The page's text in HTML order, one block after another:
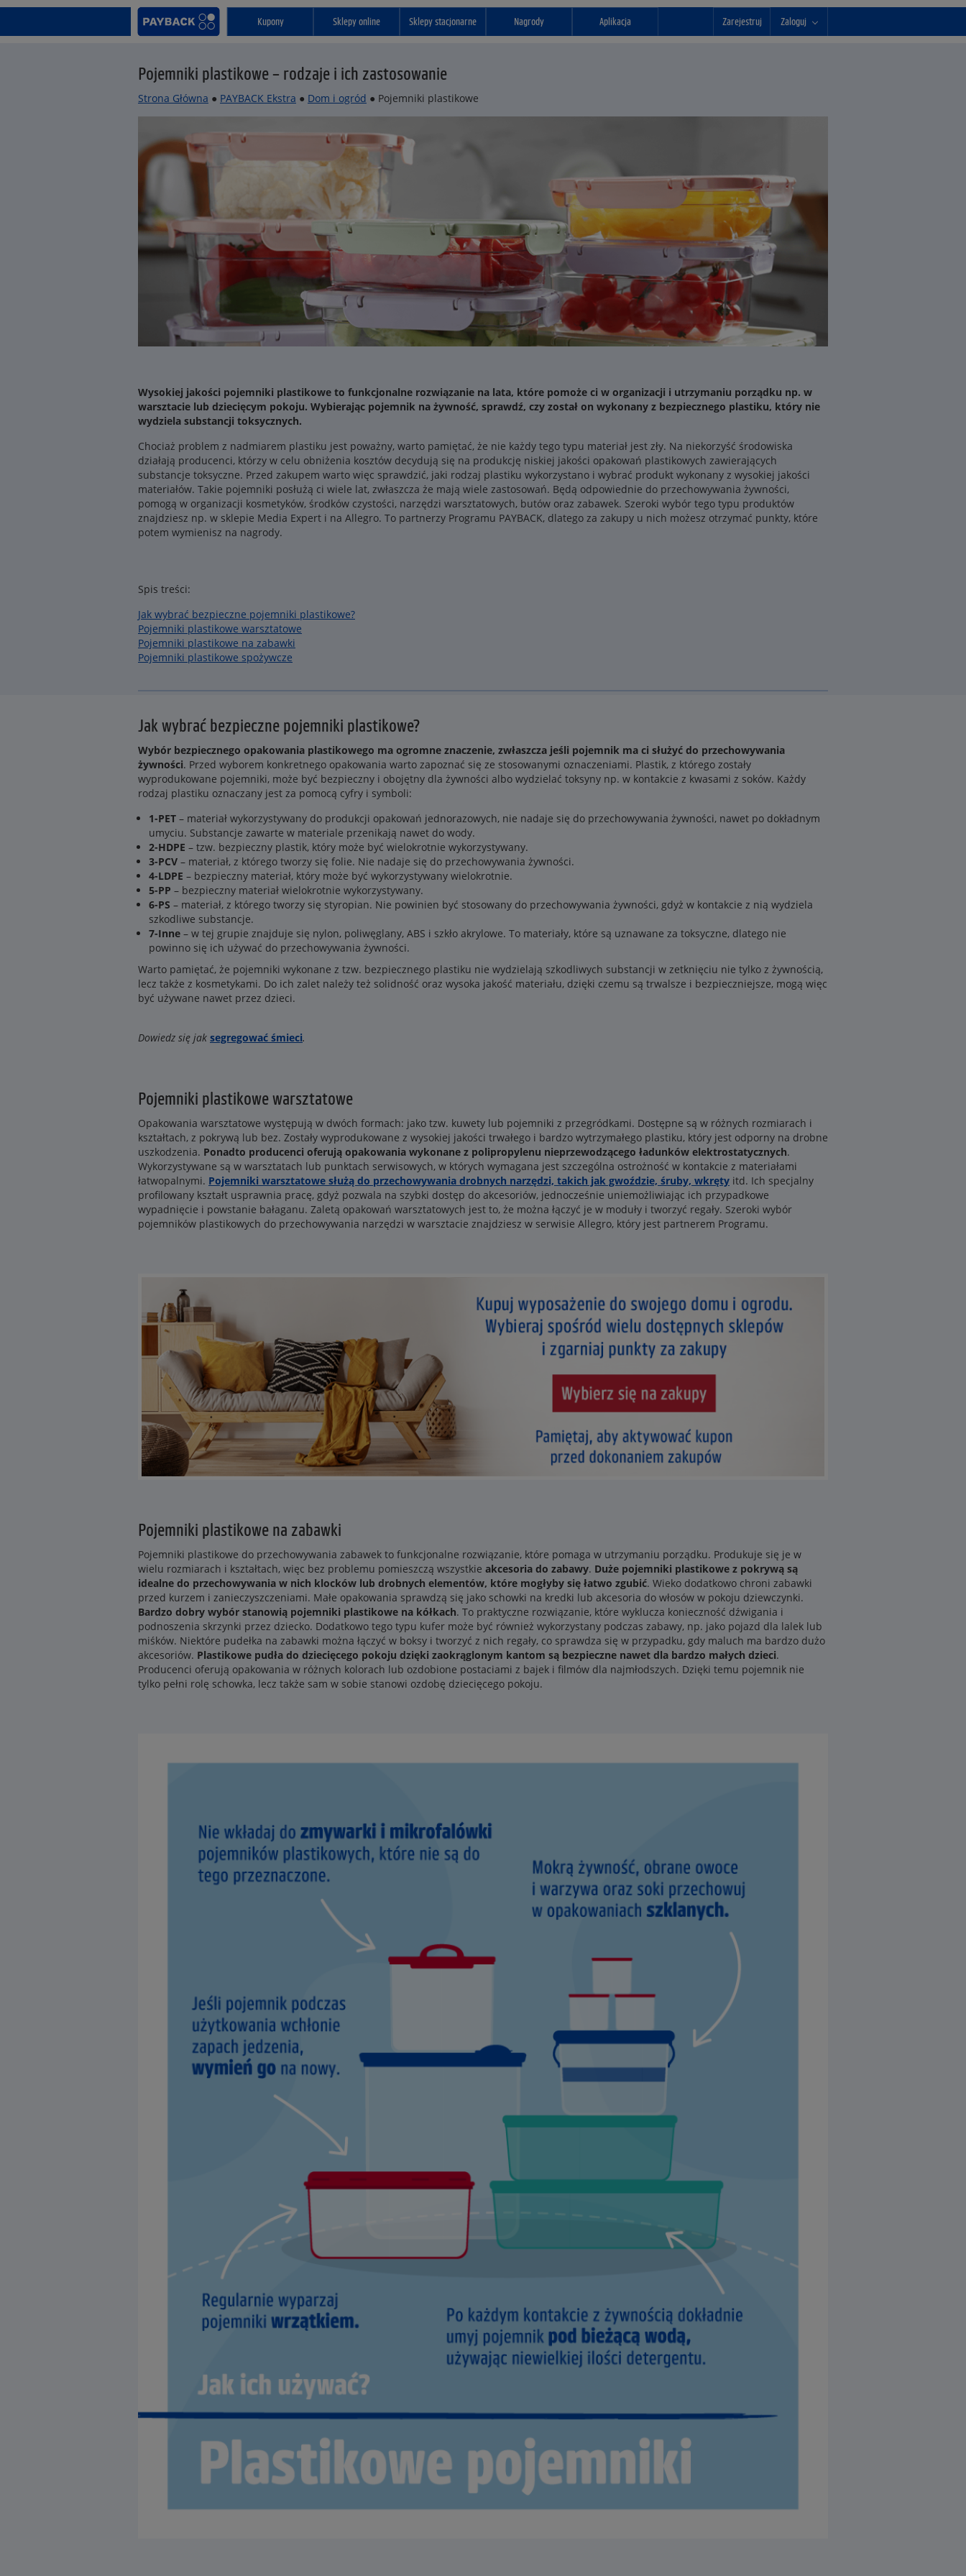
Kupony Sklepy online Sklepy stacjonarne Nagrody Aplikacja Zarejestruj Zaloguj
Pojemniki plastikowe – rodzaje i ich zastosowanie
Strona Główna ● PAYBACK Ekstra ● Dom i ogród ● Pojemniki plastikowe
Wysokiej jakości pojemniki plastikowe to funkcjonalne rozwiązanie na lata, które pomoże ci w organizacji i utrzymaniu porządku np. w
warsztacie lub dziecięcym pokoju. Wybierając pojemnik na żywność, sprawdź, czy został on wykonany z bezpiecznego plastiku, który nie
wydziela substancji toksycznych.
Chociaż problem z nadmiarem plastiku jest poważny, warto pamiętać, że nie każdy tego typu materiał jest zły. Na niekorzyść środowiska
działają producenci, którzy w celu obniżenia kosztów decydują się na produkcję niskiej jakości opakowań plastikowych zawierających
substancje toksyczne. Przed zakupem warto więc sprawdzić, jaki rodzaj plastiku wykorzystano i wybrać produkt wykonany z wysokiej jakości
materiałów. Takie pojemniki posłużą ci wiele lat, zwłaszcza że mają wiele zastosowań. Będą odpowiednie do przechowywania żywności,
pomogą w organizacji kosmetyków, środków czystości, narzędzi warsztatowych, butów oraz zabawek. Szeroki wybór tego typu produktów
znajdziesz np. w sklepie Media Expert i na Allegro. To partnerzy Programu PAYBACK, dlatego za zakupy u nich możesz otrzymać punkty, które
potem wymienisz na nagrody.
Spis treści:
Jak wybrać bezpieczne pojemniki plastikowe?
Pojemniki plastikowe warsztatowe
Pojemniki plastikowe na zabawki
Pojemniki plastikowe spożywcze
Jak wybrać bezpieczne pojemniki plastikowe?
Wybór bezpiecznego opakowania plastikowego ma ogromne znaczenie, zwłaszcza jeśli pojemnik ma ci służyć do przechowywania
żywności. Przed wyborem konkretnego opakowania warto zapoznać się ze stosowanymi oznaczeniami. Plastik, z którego zostały
wyprodukowane pojemniki, może być bezpieczny i obojętny dla żywności albo wydzielać toksyny np. w kontakcie z kwasami z soków. Każdy
rodzaj plastiku oznaczany jest za pomocą cyfry i symboli:
1-PET – materiał wykorzystywany do produkcji opakowań jednorazowych, nie nadaje się do przechowywania żywności, nawet po dokładnym
umyciu. Substancje zawarte w materiale przenikają nawet do wody.
2-HDPE – tzw. bezpieczny plastik, który może być wielokrotnie wykorzystywany.
3-PCV – materiał, z którego tworzy się folie. Nie nadaje się do przechowywania żywności.
4-LDPE – bezpieczny materiał, który może być wykorzystywany wielokrotnie.
5-PP – bezpieczny materiał wielokrotnie wykorzystywany.
6-PS – materiał, z którego tworzy się styropian. Nie powinien być stosowany do przechowywania żywności, gdyż w kontakcie z nią wydziela
szkodliwe substancje.
7-Inne – w tej grupie znajduje się nylon, poliwęglany, ABS i szkło akrylowe. To materiały, które są uznawane za toksyczne, dlatego nie
powinno się ich używać do przechowywania żywności.
Warto pamiętać, że pojemniki wykonane z tzw. bezpiecznego plastiku nie wydzielają szkodliwych substancji w zetknięciu nie tylko z żywnością,
lecz także z kosmetykami. Do ich zalet należy też solidność oraz wysoka jakość materiału, dzięki czemu są trwalsze i bezpieczniejsze, mogą więc
być używane nawet przez dzieci.
Dowiedz się jak segregować śmieci.
Pojemniki plastikowe warsztatowe
Opakowania warsztatowe występują w dwóch formach: jako tzw. kuwety lub pojemniki z przegródkami. Dostępne są w różnych rozmiarach i
kształtach, z pokrywą lub bez. Zostały wyprodukowane z wysokiej jakości trwałego i bardzo wytrzymałego plastiku, który jest odporny na drobne
uszkodzenia. Ponadto producenci oferują opakowania wykonane z polipropylenu nieprzewodzącego ładunków elektrostatycznych.
Wykorzystywane są w warsztatach lub punktach serwisowych, w których wymagana jest szczególna ostrożność w kontakcie z materiałami
łatwopalnymi. Pojemniki warsztatowe służą do przechowywania drobnych narzędzi, takich jak gwoździe, śruby, wkręty itd. Ich specjalny
profilowany kształt usprawnia pracę, gdyż pozwala na szybki dostęp do akcesoriów, jednocześnie uniemożliwiając ich przypadkowe
wypadnięcie i powstanie bałaganu. Zaletą opakowań warsztatowych jest to, że można łączyć je w moduły i tworzyć regały. Szeroki wybór
pojemników plastikowych do przechowywania narzędzi w warsztacie znajdziesz w serwisie Allegro, który jest partnerem Programu.
Pojemniki plastikowe na zabawki
Pojemniki plastikowe do przechowywania zabawek to funkcjonalne rozwiązanie, które pomaga w utrzymaniu porządku. Produkuje się je w
wielu rozmiarach i kształtach, więc bez problemu pomieszczą wszystkie akcesoria do zabawy. Duże pojemniki plastikowe z pokrywą są
idealne do przechowywania w nich klocków lub drobnych elementów, które mogłyby się łatwo zgubić. Wieko dodatkowo chroni zabawki
przed kurzem i zanieczyszczeniami. Małe opakowania sprawdzą się jako schowki na kredki lub akcesoria do włosów w pokoju dziewczynki.
Bardzo dobry wybór stanowią pojemniki plastikowe na kółkach. To praktyczne rozwiązanie, które wyklucza konieczność dźwigania i
podnoszenia skrzynki przez dziecko. Dodatkowo tego typu kufer może być również wykorzystany podczas zabawy, np. jako pojazd dla lalek lub
miśków. Niektóre pudełka na zabawki można łączyć w boksy i tworzyć z nich regały, co sprawdza się w przypadku, gdy maluch ma bardzo dużo
akcesoriów. Plastikowe pudła do dziecięcego pokoju dzięki zaokrąglonym kantom są bezpieczne nawet dla bardzo małych dzieci.
Producenci oferują opakowania w różnych kolorach lub ozdobione postaciami z bajek i filmów dla najmłodszych. Dzięki temu pojemnik nie
tylko pełni rolę schowka, lecz także sam w sobie stanowi ozdobę dziecięcego pokoju.